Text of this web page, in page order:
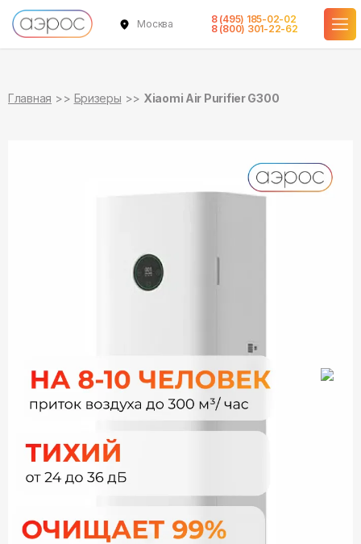
Москва
8 (495) 185-02-02
8 (800) 301-22-62
Главная Бризеры Xiaomi Air Purifier G300
в наличии